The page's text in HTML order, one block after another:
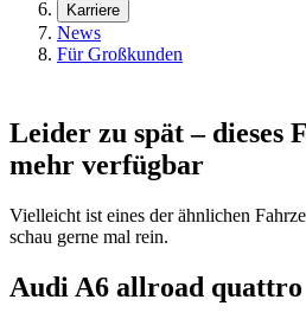
Karriere
News
Für Großkunden
Leider zu spät – dieses
mehr verfügbar
Vielleicht ist eines der ähnlichen
schau gerne mal rein.
Audi A6 allroad quattro